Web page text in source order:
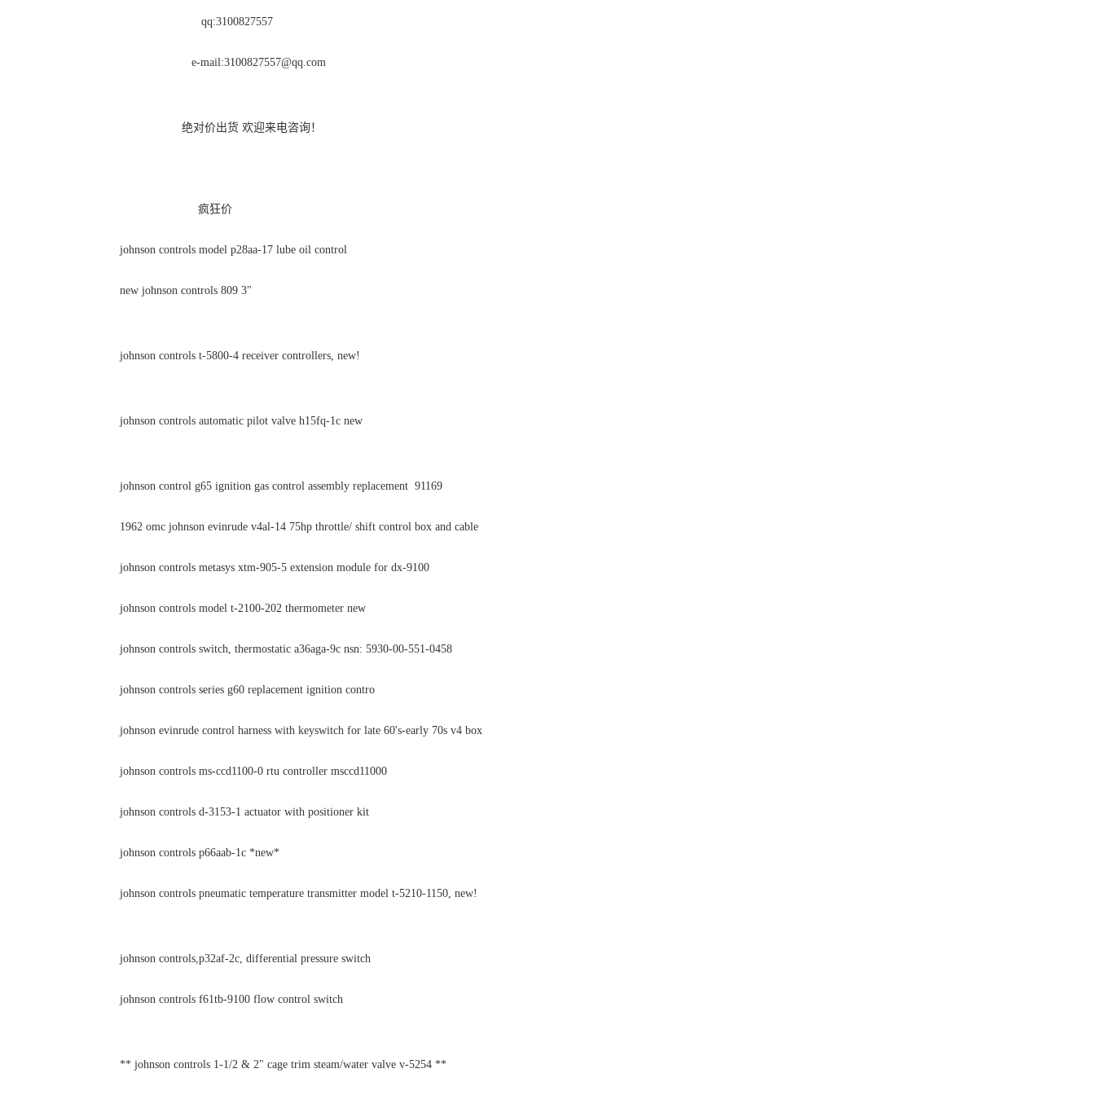
qq:3100827557
e-mail:3100827557@qq.com
绝对价出货 欢迎来电咨询！
疯狂价
johnson controls model p28aa-17 lube oil control
new johnson controls 809 3"
johnson controls t-5800-4 receiver controllers, new!
johnson controls automatic pilot valve h15fq-1c new
johnson control g65 ignition gas control assembly replacement 91169
1962 omc johnson evinrude v4al-14 75hp throttle/ shift control box and cable
johnson controls metasys xtm-905-5 extension module for dx-9100
johnson controls model t-2100-202 thermometer new
johnson controls switch, thermostatic a36aga-9c nsn: 5930-00-551-0458
johnson controls series g60 replacement ignition contro
johnson evinrude control harness with keyswitch for late 60's-early 70s v4 box
johnson controls ms-ccd1100-0 rtu controller msccd11000
johnson controls d-3153-1 actuator with positioner kit
johnson controls p66aab-1c *new*
johnson controls pneumatic temperature transmitter model t-5210-1150, new!
johnson controls,p32af-2c, differential pressure switch
johnson controls f61tb-9100 flow control switch
** johnson controls 1-1/2 & 2" cage trim steam/water valve v-5254 **